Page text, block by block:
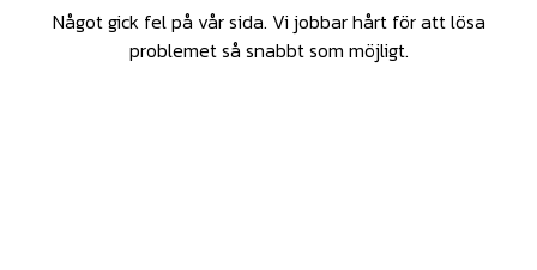
Något gick fel på vår sida. Vi jobbar hårt för att lösa
problemet så snabbt som möjligt.